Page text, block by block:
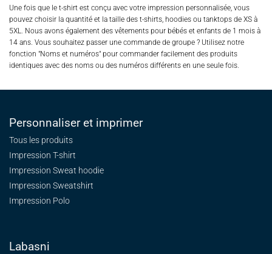
Une fois que le t-shirt est conçu avec votre impression personnalisée, vous
pouvez choisir la quantité et la taille des t-shirts, hoodies ou tanktops de XS à
5XL. Nous avons également des vêtements pour bébés et enfants de 1 mois à
14 ans. Vous souhaitez passer une commande de groupe ? Utilisez notre
fonction "Noms et numéros" pour commander facilement des produits
identiques avec des noms ou des numéros différents en une seule fois.
Personnaliser et imprimer
Tous les produits
Impression T-shirt
Impression Sweat hoodie
Impression Sweatshirt
Impression Polo
Labasni